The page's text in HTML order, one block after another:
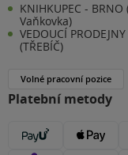
KNIHKUPEC -
Vaňkovka)
VEDOUCÍ PRODEJNY
(TŘEBÍČ)
Volné pracovní pozice
Platební metody